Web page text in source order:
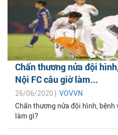
Chấn thương nửa đội
Nội FC câu giờ làm...
26/06/2020 | VOVVN
Chấn thương nửa đội hình, bệnh
làm gì?